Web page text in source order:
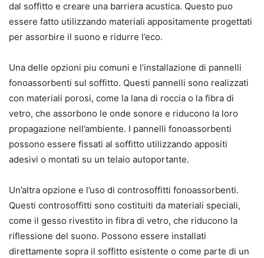
dal soffitto e creare una barriera acustica. Questo puo
essere fatto utilizzando materiali appositamente progettati
per assorbire il suono e ridurre l’eco.
Una delle opzioni piu comuni e l’installazione di pannelli
fonoassorbenti sul soffitto. Questi pannelli sono realizzati
con materiali porosi, come la lana di roccia o la fibra di
vetro, che assorbono le onde sonore e riducono la loro
propagazione nell’ambiente. I pannelli fonoassorbenti
possono essere fissati al soffitto utilizzando appositi
adesivi o montati su un telaio autoportante.
Un’altra opzione e l’uso di controsoffitti fonoassorbenti.
Questi controsoffitti sono costituiti da materiali speciali,
come il gesso rivestito in fibra di vetro, che riducono la
riflessione del suono. Possono essere installati
direttamente sopra il soffitto esistente o come parte di un